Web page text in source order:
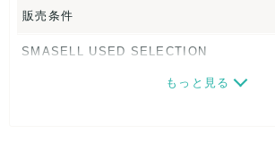
販売条件
SMASELL USED SELECTION
画像ダウンロードなので、転売にも最適♪
もっと見る